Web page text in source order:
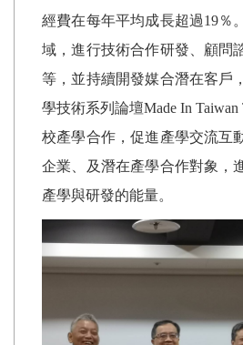
經費在每年平均成長超過19％
域，進行技術合作研發、顧問
等，並持續開發媒合潛在客戶
學技術系列論壇Made In
校產學合作，促進產學交流互
企業、及潛在產學合作對象，
產學與研發的能量。